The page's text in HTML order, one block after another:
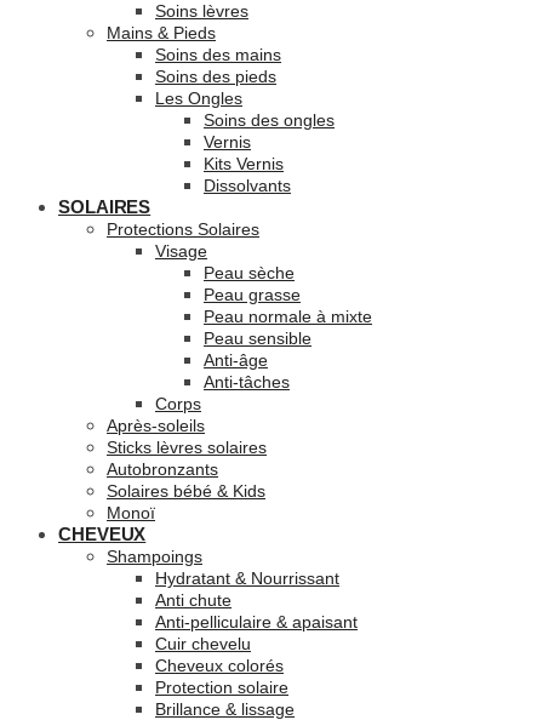
Soins lèvres
Mains & Pieds
Soins des mains
Soins des pieds
Les Ongles
Soins des ongles
Vernis
Kits Vernis
Dissolvants
SOLAIRES
Protections Solaires
Visage
Peau sèche
Peau grasse
Peau normale à mixte
Peau sensible
Anti-âge
Anti-tâches
Corps
Après-soleils
Sticks lèvres solaires
Autobronzants
Solaires bébé & Kids
Monoï
CHEVEUX
Shampoings
Hydratant & Nourrissant
Anti chute
Anti-pelliculaire & apaisant
Cuir chevelu
Cheveux colorés
Protection solaire
Brillance & lissage